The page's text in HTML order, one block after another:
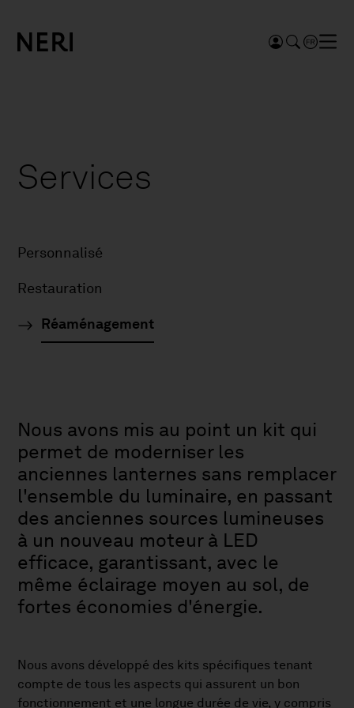
Services
Personnalisé
Restauration
Réaménagement
Nous avons mis au point un kit qui
permet de moderniser les
anciennes lanternes sans remplacer
l'ensemble du luminaire, en passant
des anciennes sources lumineuses
à un nouveau moteur à LED
efficace, garantissant, avec le
même éclairage moyen au sol, de
fortes économies d'énergie.
Nous avons développé des kits spécifiques tenant
compte de tous les aspects qui assurent un bon
fonctionnement et une longue durée de vie, y compris